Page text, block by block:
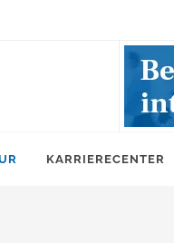
KARRIERECENTER